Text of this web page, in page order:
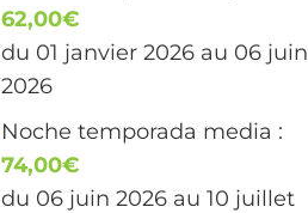
62,00€
du 01 janvier 2026 au 06 juin
2026
Noche temporada media :
74,00€
du 06 juin 2026 au 10 juillet